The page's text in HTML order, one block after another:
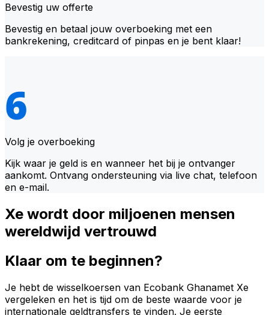
Bevestig uw offerte
Bevestig en betaal jouw overboeking met een
bankrekening, creditcard of pinpas en je bent klaar!
Volg je overboeking
Kijk waar je geld is en wanneer het bij je ontvanger
aankomt. Ontvang ondersteuning via live chat, telefoon
en e-mail.
Xe wordt door miljoenen mensen
wereldwijd vertrouwd
Klaar om te beginnen?
Je hebt de wisselkoersen van Ecobank Ghanamet Xe
vergeleken en het is tijd om de beste waarde voor je
internationale geldtransfers te vinden. Je eerste